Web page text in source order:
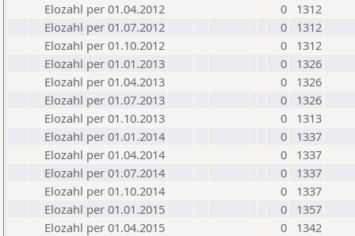
Elozahl per 01.04.2012
0
1312
Elozahl per 01.07.2012
0
1312
Elozahl per 01.10.2012
0
1312
Elozahl per 01.01.2013
0
1326
Elozahl per 01.04.2013
0
1326
Elozahl per 01.07.2013
0
1326
Elozahl per 01.10.2013
0
1313
Elozahl per 01.01.2014
0
1337
Elozahl per 01.04.2014
0
1337
Elozahl per 01.07.2014
0
1337
Elozahl per 01.10.2014
0
1337
Elozahl per 01.01.2015
0
1357
Elozahl per 01.04.2015
0
1342